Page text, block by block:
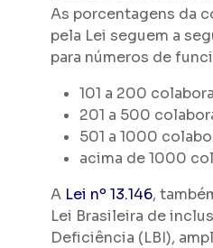
As porcentagens da
pela Lei seguem a
para números de
101 a 200
201 a 500
501 a 1000
acima de 1000
A Lei nº 13.146,
Lei Brasileira de
Deficiência (LBI),